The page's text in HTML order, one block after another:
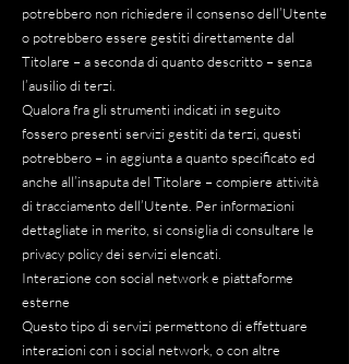
potrebbero non richiedere il consenso dell’Utente
o potrebbero essere gestiti direttamente dal
Titolare – a seconda di quanto descritto – senza
l’ausilio di terzi.
Qualora fra gli strumenti indicati in seguito
fossero presenti servizi gestiti da terzi, questi
potrebbero – in aggiunta a quanto specificato ed
anche all’insaputa del Titolare – compiere attività
di tracciamento dell’Utente. Per informazioni
dettagliate in merito, si consiglia di consultare le
privacy policy dei servizi elencati.
Interazione con social network e piattaforme
esterne
Questo tipo di servizi permettono di effettuare
interazioni con i social network, o con altre